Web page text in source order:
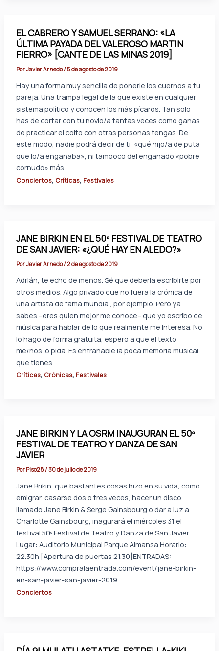
EL CABRERO Y SAMUEL SERRANO: «LA
ÚLTIMA PAYADA DEL VALEROSO MARTIN
FIERRO» [CANTE DE LAS MINAS 2019]
PorJavier Arnedo/5 de agosto de 2019
Hay una forma muy sencilla de ponerle los cuernos a tu
pareja. Una trampa legal de la que existe en cualquier
sistema político y conocen los más pícaros. Tan solo
has de cortar con tu novio/a tantas veces como ganas
de practicar el coito con otras personas tengas. De
este modo, nadie podrá decir de ti, «qué hijo/a de puta
que lo/a engañaba», ni tampoco del engañado «pobre
cornudo» más
Conciertos, Críticas, Festivales
JANE BIRKIN EN EL 50º FESTIVAL DE TEATRO
DE SAN JAVIER: «¿QUÉ HAY EN ALEDO?»
PorJavier Arnedo/2 de agosto de 2019
Adrián, te echo de menos. Sé que debería escribirte por
otros medios. Algo privado que no fuera la crónica de
una artista de fama mundial, por ejemplo. Pero ya
sabes –eres quien mejor me conoce– que yo escribo de
música para hablar de lo que realmente me interesa. No
lo hago de forma gratuita, espero a que el texto
me/nos lo pida. Es entrañable la poca memoria musical
que tienes,
Críticas, Crónicas, Festivales
JANE BIRKIN Y LA OSRM INAUGURAN EL 50º
FESTIVAL DE TEATRO Y DANZA DE SAN
JAVIER
PorPiso28/30 de julio de 2019
Jane Brikin, que bastantes cosas hizo en su vida, como
emigrar, casarse dos o tres veces, hacer un disco
llamado Jane Birkin & Serge Gainsbourg o dar a luz a
Charlotte Gainsbourg, inagurará el miércoles 31 el
festival 50º Festival de Teatro y Danza de San Javier.
Lugar: Auditorio Municipal Parque Almansa Horario:
22.30h [Apertura de puertas 21.30]ENTRADAS:
https://www.compralaentrada.com/event/jane-birkin-
en-san-javier-san-javier-2019
Conciertos